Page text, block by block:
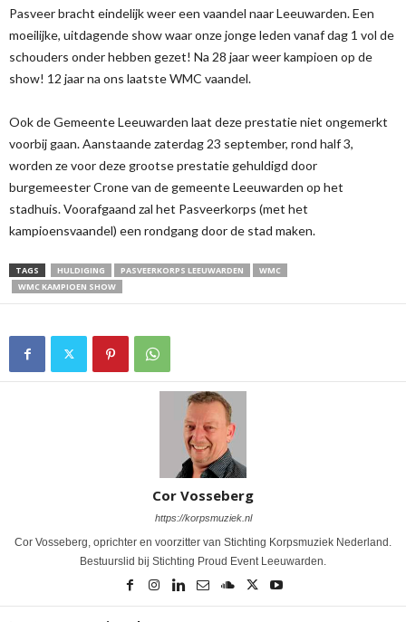
Pasveer bracht eindelijk weer een vaandel naar Leeuwarden. Een
moeilijke, uitdagende show waar onze jonge leden vanaf dag 1 vol de
schouders onder hebben gezet! Na 28 jaar weer kampioen op de
show! 12 jaar na ons laatste WMC vaandel.
Ook de Gemeente Leeuwarden laat deze prestatie niet ongemerkt
voorbij gaan. Aanstaande zaterdag 23 september, rond half 3,
worden ze voor deze grootse prestatie gehuldigd door
burgemeester Crone van de gemeente Leeuwarden op het
stadhuis. Voorafgaand zal het Pasveerkorps (met het
kampioensvaandel) een rondgang door de stad maken.
TAGS HULDIGING PASVEERKORPS LEEUWARDEN
WMC
WMC KAMPIOEN SHOW
Cor Vosseberg
https://korpsmuziek.nl
Cor Vosseberg, oprichter en voorzitter van Stichting Korpsmuziek Nederland.
Bestuurslid bij Stichting Proud Event Leeuwarden.